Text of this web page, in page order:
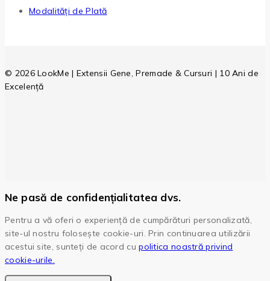
Modalități de Plată
© 2026 LookMe | Extensii Gene, Premade & Cursuri | 10 Ani de
Excelență
Ne pasă de confidențialitatea dvs.
Pentru a vă oferi o experiență de cumpărături personalizată,
site-ul nostru folosește cookie-uri. Prin continuarea utilizării
acestui site, sunteți de acord cupolitica noastră privind
cookie-urile.